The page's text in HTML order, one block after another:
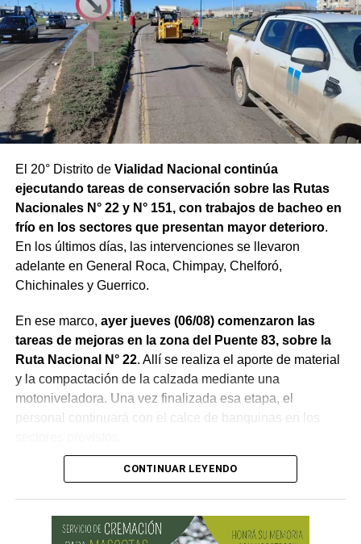
El 20° Distrito de Vialidad Nacional continúa
ejecutando tareas de conservación sobre las Rutas
Nacionales N° 22 y N° 151, con trabajos de bacheo en
frío en los sectores que presentan mayor deterioro.
En los últimos días, las intervenciones se llevaron
adelante en General Roca, Chimpay, Chelforó,
Chichinales y Guerrico.
En ese marco, ayer jueves (06/08) comenzaron las
tareas de mejoras en la zona del Puente 83, sobre la
Ruta Nacional N° 22. Allí se realiza el aporte de material
y la compactación de la calzada mediante una
motoniveladora. Una vez finalizada esa etapa, el
personal continuará con el calce de banquinas en los
CONTINUAR LEYENDO